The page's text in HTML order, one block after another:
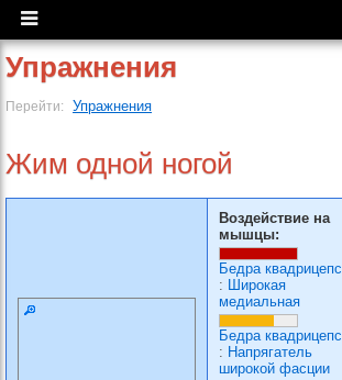
Упражнения
Перейти: Упражнения
Жим одной ногой
Воздействие на
мышцы:
Бедра квадрицепс
: Широкая
медиальная
Бедра квадрицепс
: Напрягатель
широкой фасции